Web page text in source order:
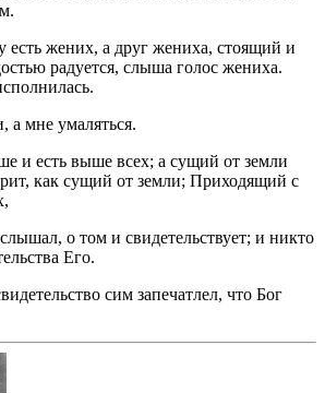
жених, а друг жениха, стоящий и
радуется, слыша голос жениха.
а мне умаляться.
и есть выше всех; а сущий от земли
как сущий от земли; Приходящий с
о том и свидетельствует; и никто
Его.
сим запечатлел, что Бог